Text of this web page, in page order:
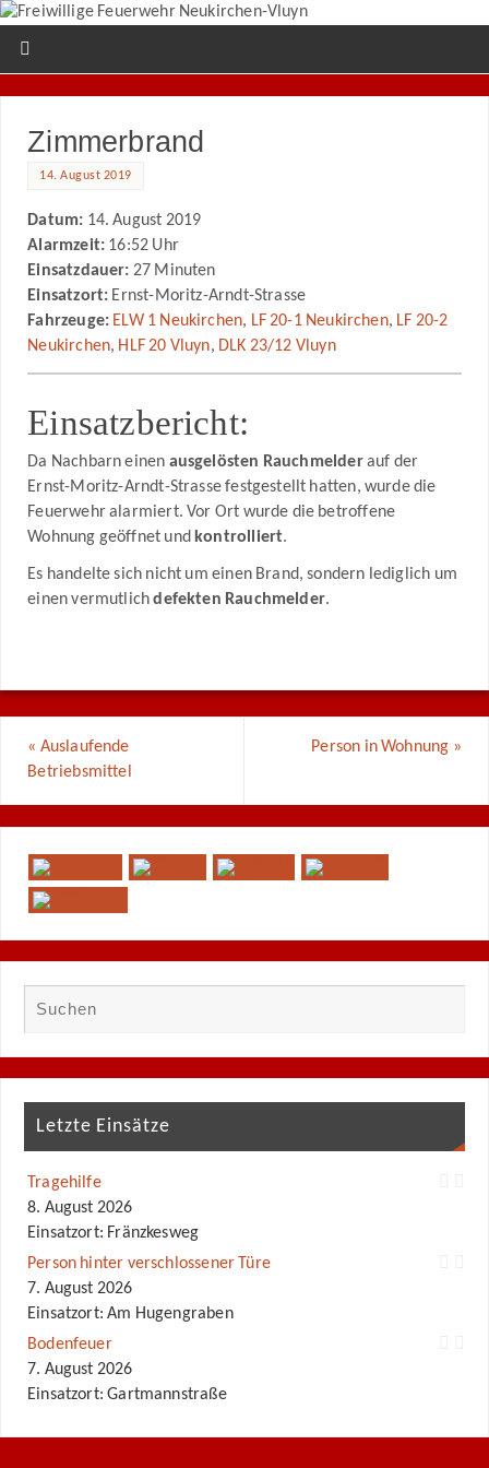
Zimmerbrand
14. August 2019
Datum: 14. August 2019
Alarmzeit: 16:52 Uhr
Einsatzdauer: 27 Minuten
Einsatzort: Ernst-Moritz-Arndt-Strasse
Fahrzeuge: ELW 1 Neukirchen, LF 20-1 Neukirchen, LF 20-2
Neukirchen, HLF 20 Vluyn, DLK 23/12 Vluyn
Einsatzbericht:
Da Nachbarn einen ausgelösten Rauchmelderauf der
Ernst-Moritz-Arndt-Strasse festgestellt hatten, wurde die
Feuerwehr alarmiert. Vor Ort wurde die betroffene
Wohnung geöffnet und kontrolliert.
Es handelte sich nicht um einen Brand, sondern lediglich um
einen vermutlichdefekten Rauchmelder.
« Auslaufende
Betriebsmittel
Person in Wohnung »
Letzte Einsätze
Tragehilfe
8. August 2026
Einsatzort: Fränzkesweg
Person hinter verschlossener Türe
7. August 2026
Einsatzort: Am Hugengraben
Bodenfeuer
7. August 2026
Einsatzort: Gartmannstraße